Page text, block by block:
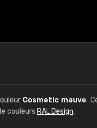
Cosmetic mauve.
couleurs RAL Design.